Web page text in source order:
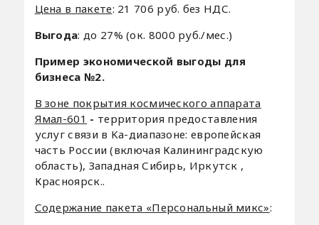
Цена в пакете: 21 706 руб. без НДС.
Выгода: до 27% (ок. 8000 руб./мес.)
Пример экономической выгоды для
бизнеса №2.
В зоне покрытия космического аппарата
Ямал-601 - территория предоставления
услуг связи в Ka-диапазоне: европейская
часть России (включая Калининградскую
область), Западная Сибирь, Иркутск ,
Красноярск..
Содержание пакета «Персональный микс»: